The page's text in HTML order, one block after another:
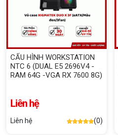
CẤU HÌNH WORKSTATION
NTC 6 (DUAL E5 2696V4 -
RAM 64G -VGA RX 7600 8G)
Liên hệ
Liên hệ (0)